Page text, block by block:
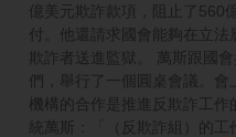
億美元欺詐款項，阻止了560
付。他還請求國會能夠在立法
欺詐者送進監獄。 萬斯跟國會
們，舉行了一個圓桌會議。會
機構的合作是推進反欺詐工
統萬斯：「（反欺詐組）的工